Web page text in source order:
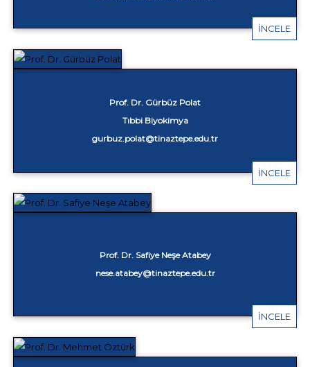
İNCELE
Prof. Dr. Gürbüz Polat
Tıbbi Biyokimya
gurbuz.polat@tinaztepe.edu.tr
İNCELE
Prof. Dr. Safiye Neşe Atabey
nese.atabey@tinaztepe.edu.tr
İNCELE